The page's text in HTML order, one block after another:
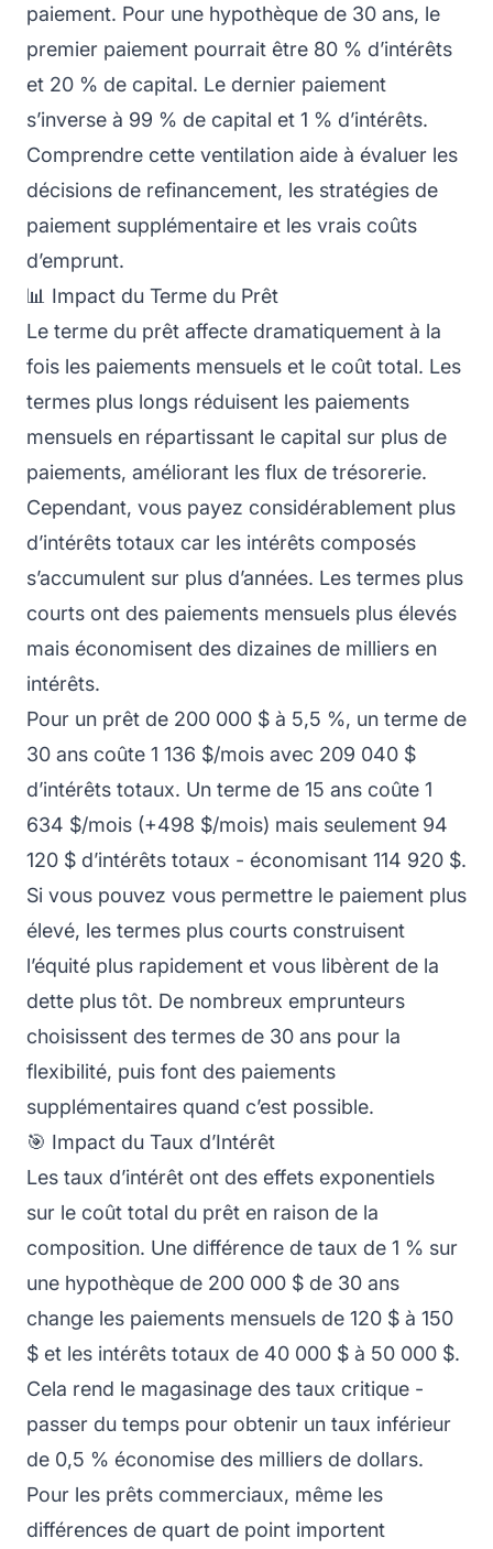
paiement. Pour une hypothèque de 30 ans, le
premier paiement pourrait être 80 % d’intérêts
et 20 % de capital. Le dernier paiement
s’inverse à 99 % de capital et 1 % d’intérêts.
Comprendre cette ventilation aide à évaluer les
décisions de refinancement, les stratégies de
paiement supplémentaire et les vrais coûts
d’emprunt.
📊 Impact du Terme du Prêt
Le terme du prêt affecte dramatiquement à la
fois les paiements mensuels et le coût total. Les
termes plus longs réduisent les paiements
mensuels en répartissant le capital sur plus de
paiements, améliorant les flux de trésorerie.
Cependant, vous payez considérablement plus
d’intérêts totaux car les intérêts composés
s’accumulent sur plus d’années. Les termes plus
courts ont des paiements mensuels plus élevés
mais économisent des dizaines de milliers en
intérêts.
Pour un prêt de 200 000 $ à 5,5 %, un terme de
30 ans coûte 1 136 $/mois avec 209 040 $
d’intérêts totaux. Un terme de 15 ans coûte 1
634 $/mois (+498 $/mois) mais seulement 94
120 $ d’intérêts totaux - économisant 114 920 $.
Si vous pouvez vous permettre le paiement plus
élevé, les termes plus courts construisent
l’équité plus rapidement et vous libèrent de la
dette plus tôt. De nombreux emprunteurs
choisissent des termes de 30 ans pour la
flexibilité, puis font des paiements
supplémentaires quand c’est possible.
🎯 Impact du Taux d’Intérêt
Les taux d’intérêt ont des effets exponentiels
sur le coût total du prêt en raison de la
composition. Une différence de taux de 1 % sur
une hypothèque de 200 000 $ de 30 ans
change les paiements mensuels de 120 $ à 150
$ et les intérêts totaux de 40 000 $ à 50 000 $.
Cela rend le magasinage des taux critique -
passer du temps pour obtenir un taux inférieur
de 0,5 % économise des milliers de dollars.
Pour les prêts commerciaux, même les
différences de quart de point importent